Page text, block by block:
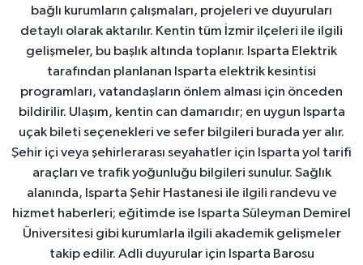
bağlı kurumların çalışmaları, projeleri ve duyuruları
detaylı olarak aktarılır. Kentin tüm İzmir ilçeleri ile ilgili
gelişmeler, bu başlık altında toplanır. Isparta Elektrik
tarafından planlanan Isparta elektrik kesintisi
programları, vatandaşların önlem alması için önceden
bildirilir. Ulaşım, kentin can damarıdır; en uygun Isparta
uçak bileti seçenekleri ve sefer bilgileri burada yer alır.
Şehir içi veya şehirlerarası seyahatler için Isparta yol tarifi
araçları ve trafik yoğunluğu bilgileri sunulur. Sağlık
alanında, Isparta Şehir Hastanesi ile ilgili randevu ve
hizmet haberleri; eğitimde ise Isparta Süleyman Demirel
Üniversitesi gibi kurumlarla ilgili akademik gelişmeler
takip edilir. Adli duyurular için Isparta Barosu